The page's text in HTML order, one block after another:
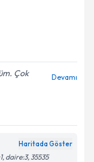
almanız
ile
Aydınlatma
belirtilen
Çok
Devamı
Haritada Göster
daire:3, 35535